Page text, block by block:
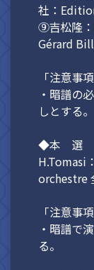
社：
⑨吉松隆
Gérard
「注意事項
・暗譜の
しとする。
◆本 選
H.Tomasi
orchestre
「注意事項
・暗譜で
る。